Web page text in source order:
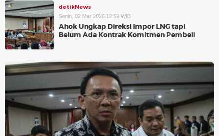
detikNews
Senin, 02 Mar 2026 12:59 WIB
Ahok Ungkap Direksi Impor LNG tapi
Belum Ada Kontrak Komitmen Pembeli